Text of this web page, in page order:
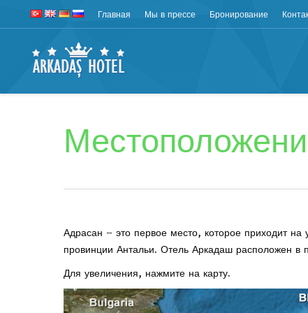
Главная Мы в прессе Бронирование
Адрасан – это первое место, которое приходит
провинции Антальи. Отель Аркадаш расположен в
Для увеличения, нажмите на карту.